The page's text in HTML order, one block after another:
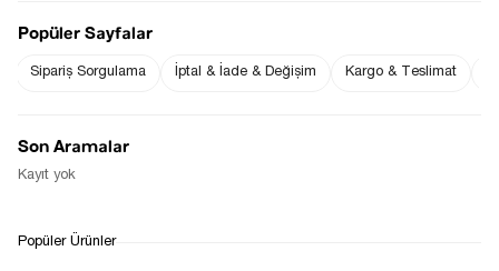
Ürün Ölçüleri;
İADE&DEĞİŞİM
Popüler Sayfalar
Sipariş Sorgulama İptal & İade & Değişim Kargo & Teslimat
Son Aramalar
Kayıt yok
Popüler Ürünler